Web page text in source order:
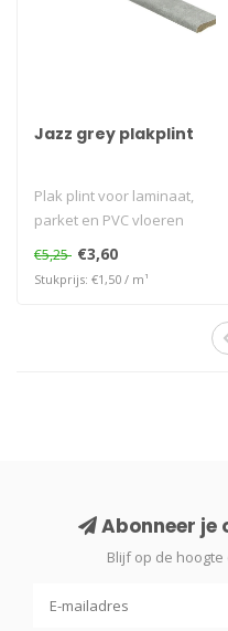
Jazz grey plakplint
Plak plint voor laminaat,
parket en PVC vloeren
€5,25 €3,60
Stukprijs: €1,50 / m¹
Abonneer je
Blijf op de